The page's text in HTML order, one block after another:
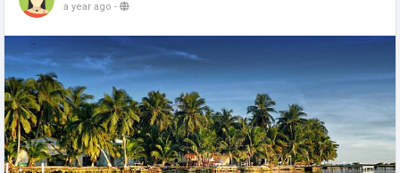
a year ago -